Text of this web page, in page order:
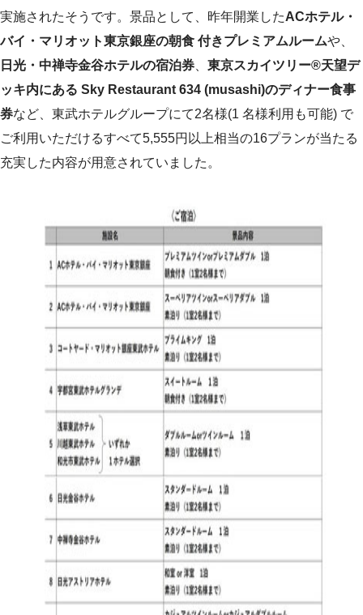
実施されたそうです。景品として、昨年開業したACホテル・
バイ・マリオット東京銀座の朝食 付きプレミアムルームや、
日光・中禅寺金谷ホテルの宿泊券
東京スカイツリー®天望デ
ッキ内にある Sky Restaurant 634 (musashi)のディナー食事
券など、東武ホテルグループにて2名様(1 名様利用も可能) で
ご利用いただけるすべて5,555円以上相当の16プランが当たる
充実した内容が用意されていました。